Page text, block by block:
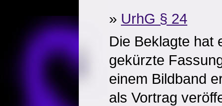
» UrhG § 24
Die Beklagte hat
gekürzte
einem Bildband
als Vortrag